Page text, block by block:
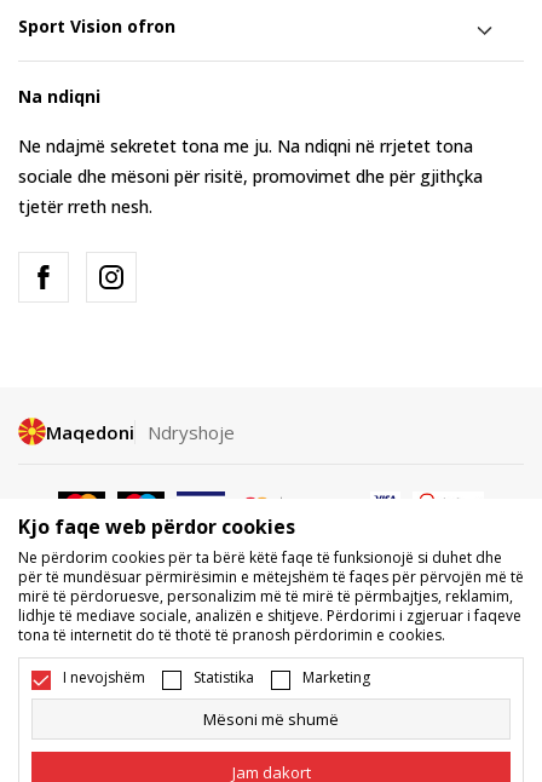
Sport Vision ofron
Na ndiqni
Ne ndajmë sekretet tona me ju. Na ndiqni në rrjetet tona
sociale dhe mësoni për risitë, promovimet dhe për gjithçka
tjetër rreth nesh.
Maqedoni Ndryshoje
Nuk lejohet shkarkimi ose përdorimi i përmbajtjes nga faqet e internetit
të BDS.MK, pjesërisht ose tërësisht, dhe i referohet logove, markave
tregtare, përmbajtjes komerciale, as caktimi i tyre palëve të treta,
publikimi i tyre publikisht ose përdorimi i tyre për ndonjë për qëllime, pa
pëlqimin me shkrim të BDS.MK DOOEL.
Ne përpiqemi të jemi sa më të saktë në përshkrimin e produktit, foton
dhe vetë çmimin, por nuk mund të garantojmë që të gjitha informacionet
të jenë të plota dhe pa gabime. Të gjitha produktet e shfaqura në faqe
janë pjesë e ofertës sonë, por nuk kuptohet që ato duhet të jenë të
Kjo faqe web përdor cookies
Ne përdorim cookies për ta bërë këtë faqe të funksionojë si duhet dhe
për të mundësuar përmirësimin e mëtejshëm të faqes për përvojën më të
mirë të përdoruesve, personalizim më të mirë të përmbajtjes, reklamim,
lidhje të mediave sociale, analizën e shitjeve. Përdorimi i zgjeruar i faqeve
tona të internetit do të thotë të pranosh përdorimin e cookies.
I nevojshëm Statistika Marketing
Mësoni më shumë
Jam dakort